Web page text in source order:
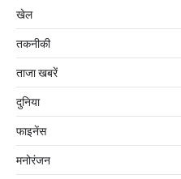
खेल
तकनीकी
ताजा खबरें
दुनिया
फाइनेंस
मनोरंजन